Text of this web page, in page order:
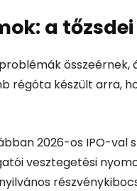
a
régóta készült arra,
2026-os IPO-
vesztegetési